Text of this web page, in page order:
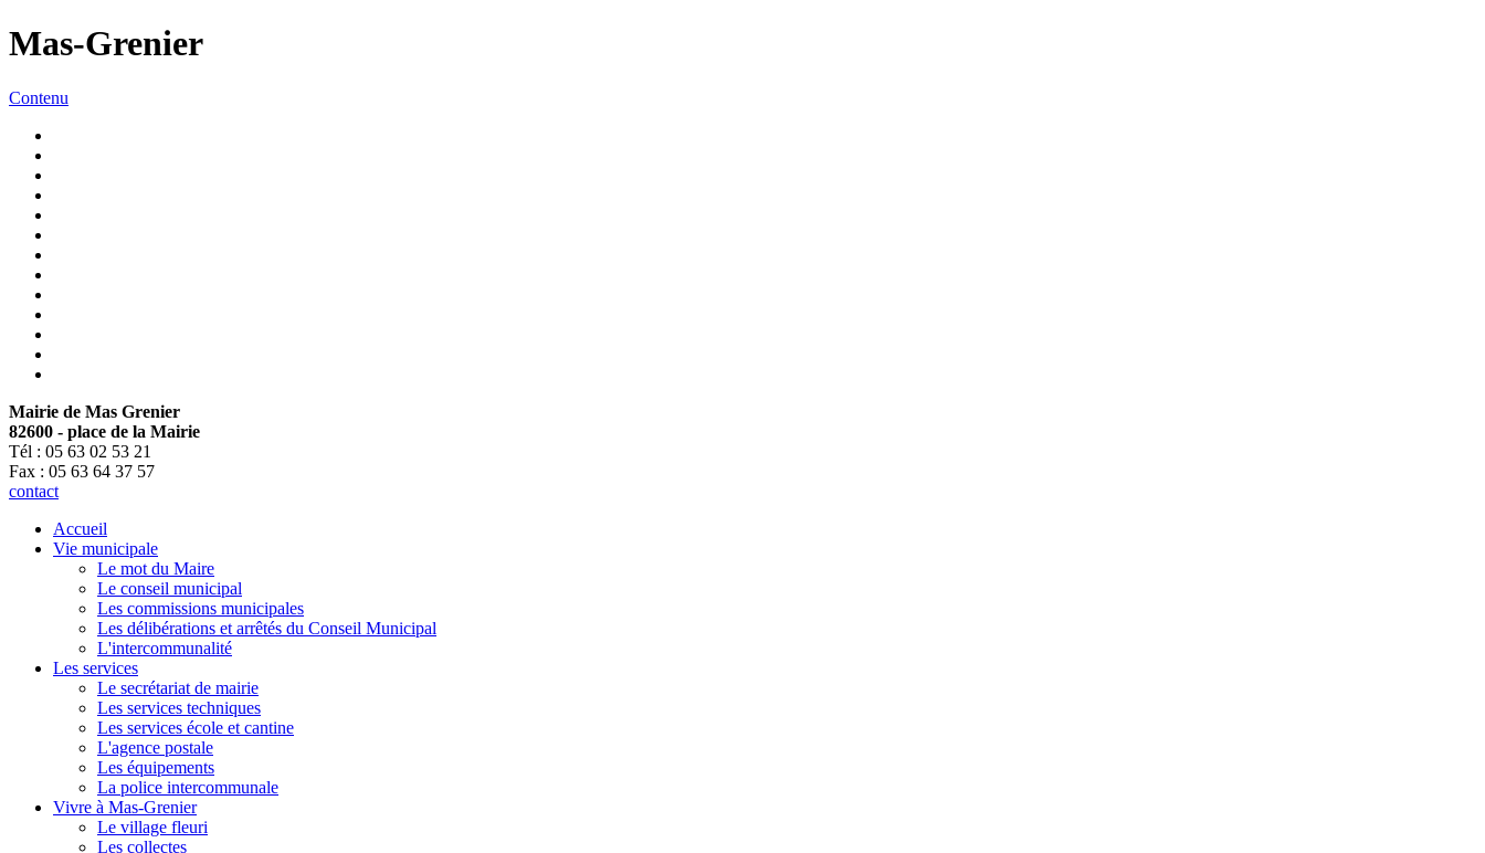
Mas-Grenier
Contenu
Mairie de Mas Grenier
82600 - place de la Mairie
Tél : 05 63 02 53 21
Fax : 05 63 64 37 57
contact
Accueil
Vie municipale
Le mot du Maire
Le conseil municipal
Les commissions municipales
Les délibérations et arrêtés du Conseil Municipal
L'intercommunalité
Les services
Le secrétariat de mairie
Les services techniques
Les services école et cantine
L'agence postale
Les équipements
La police intercommunale
Vivre à Mas-Grenier
Le village fleuri
Les collectes